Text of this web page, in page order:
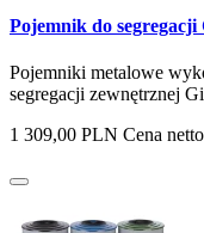
Pojemnik do segregacji
Pojemniki metalowe
segregacji zewnętrznej
1 309,00 PLN Cena